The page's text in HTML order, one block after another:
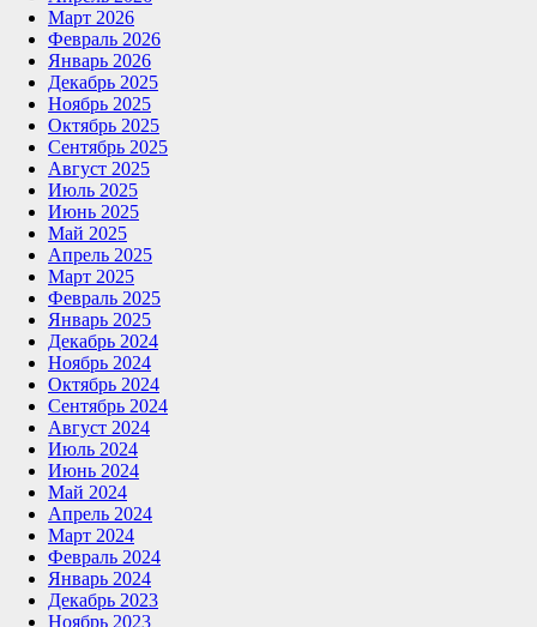
Март 2026
Февраль 2026
Январь 2026
Декабрь 2025
Ноябрь 2025
Октябрь 2025
Сентябрь 2025
Август 2025
Июль 2025
Июнь 2025
Май 2025
Апрель 2025
Март 2025
Февраль 2025
Январь 2025
Декабрь 2024
Ноябрь 2024
Октябрь 2024
Сентябрь 2024
Август 2024
Июль 2024
Июнь 2024
Май 2024
Апрель 2024
Март 2024
Февраль 2024
Январь 2024
Декабрь 2023
Ноябрь 2023